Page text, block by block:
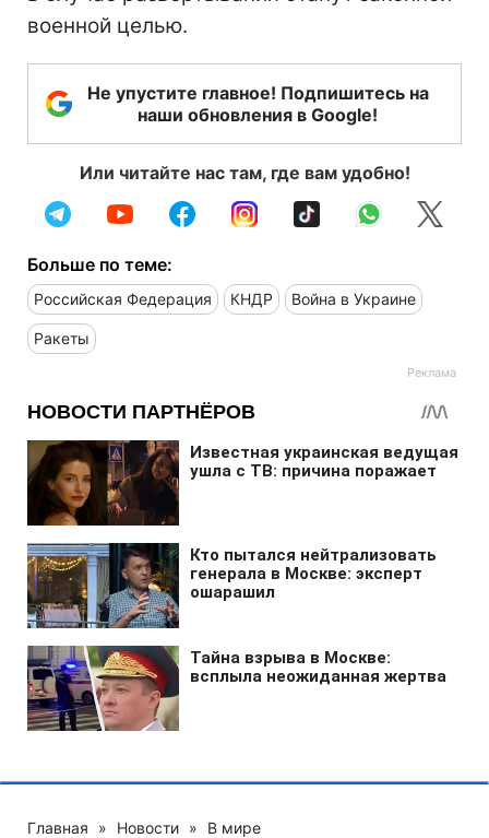
военной целью.
Не упустите главное! Подпишитесь на
наши обновления в Google!
Или читайте нас там, где вам удобно!
Больше по теме:
Российская Федерация КНДР Война в Украине
Ракеты
Главная » Новости » В мире